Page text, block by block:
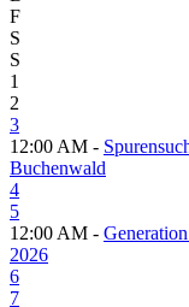
F
S
S
1
2
3
12:00 AM -
Buchenwald
4
5
12:00 AM -
2026
6
7